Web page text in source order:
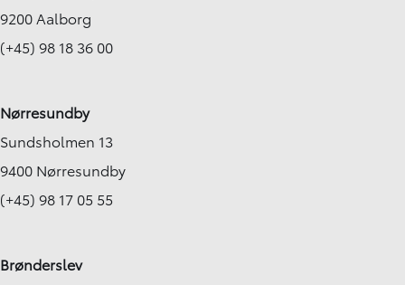
9200 Aalborg
(+45) 98 18 36 00
Nørresundby
Sundsholmen 13
9400 Nørresundby
(+45) 98 17 05 55
Brønderslev